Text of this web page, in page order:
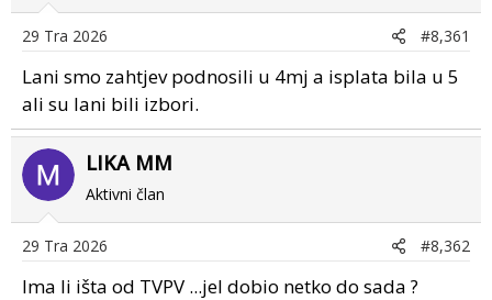
r
e
n
u
o
v
o
g
p
o
t
a
29 Tra 2026 #8,361
Lani smo zahtjev podnosili u 4mj a isplata bila u 5
ali su lani bili izbori.
LIKA MM
Aktivni član
29 Tra 2026 #8,362
Ima li išta od TVPV ...jel dobio netko do sada ?